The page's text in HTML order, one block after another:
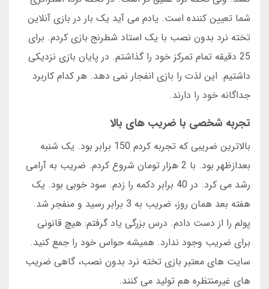
شما تعیین کننده است. یادم می آید یک بار در بازی آنلاین
تخته نرد بدون نصب با یک استاد شطرنج بازی کردم. برای
25 دقیقه تمام تمرکز خود را گذاشتم. در پایان بازی نزدیکی
داشتیم. این لذت را بازی انفجار نمی دهد. هر کدام کاربرد
جداگانه خود را دارند.
تجربه شخصی با ضریب های بالا
بالاترین ضریبی که تجربه کردم 150 برابر بود. یک شنبه
بعدازظهر بود. با 2 هزار تومان شروع کردم. ضریب به آرامی
رشد می کرد. در 40 برابر دکمه را زدم. سود خوبی بود. یک
هفته بعد همان روز، ضریب به 3 برابر رسید و منفجر شد.
پولم را از دست دادم. درس بزرگی یاد گرفتم: هیچ قانونی
برای ضریب وجود ندارد. همیشه حواس خود را جمع کنید.
سایت های معتبر بازی تخته نرد بدون نصب، گاهی ضریب
های غیرمنتظره هم تولید می کنند.